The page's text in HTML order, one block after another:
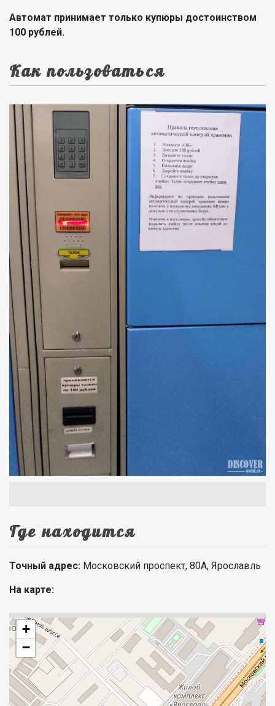
Автомат принимает только купюры достоинством
100 рублей.
Как пользоваться
Где находится
Точный адрес: Московский проспект, 80А, Ярославль
На карте:
+
−